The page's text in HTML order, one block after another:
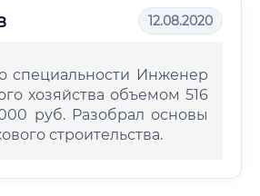
12.08.2020
специальности Инженер
хозяйства объемом 516
руб. Разобрал основы
строительства.